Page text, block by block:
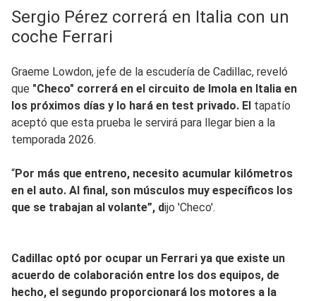
Sergio Pérez correrá en Italia con un
coche Ferrari
Graeme Lowdon, jefe de la escudería de Cadillac, reveló
que "Checo" correrá en el circuito de Imola en Italia en
los próximos días y lo hará en test privado. El tapatío
aceptó que esta prueba le servirá para llegar bien a la
temporada 2026.
“Por más que entreno, necesito acumular kilómetros
en el auto. Al final, son músculos muy específicos los
que se trabajan al volante”, dijo 'Checo'.
Cadillac optó por ocupar un Ferrari ya que existe un
acuerdo de colaboración entre los dos equipos, de
hecho, el segundo proporcionará los motores a la